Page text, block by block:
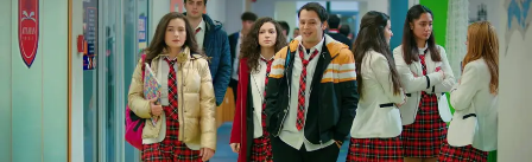
Nova » Series » Hermanos » Mejores momentos